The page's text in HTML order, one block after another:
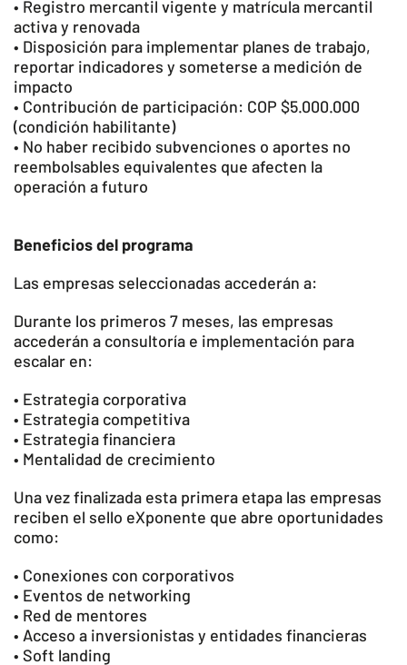
• Registro mercantil vigente y matrícula mercantil
activa y renovada
• Disposición para implementar planes de trabajo,
reportar indicadores y someterse a medición de
impacto
• Contribución de participación: COP $5.000.000
(condición habilitante)
• No haber recibido subvenciones o aportes no
reembolsables equivalentes que afecten la
operación a futuro
Beneficios del programa
Las empresas seleccionadas accederán a:
Durante los primeros 7 meses, las empresas
accederán a consultoría e implementación para
escalar en:
• Estrategia corporativa
• Estrategia competitiva
• Estrategia financiera
• Mentalidad de crecimiento
Una vez finalizada esta primera etapa las empresas
reciben el sello eXponente que abre oportunidades
como:
• Conexiones con corporativos
• Eventos de networking
• Red de mentores
• Acceso a inversionistas y entidades financieras
• Soft landing